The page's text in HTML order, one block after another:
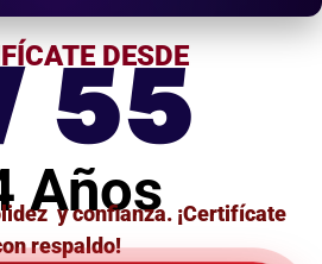
DESDE
55
Años
y confianza. ¡Certifícate
respaldo!